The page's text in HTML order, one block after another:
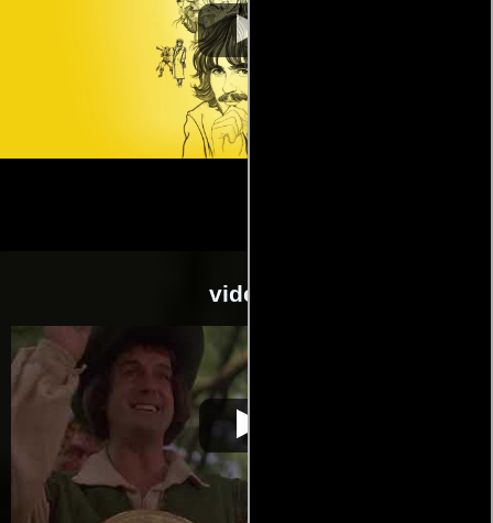
videos
An Accidental
Studio
Video de la película An Accidental